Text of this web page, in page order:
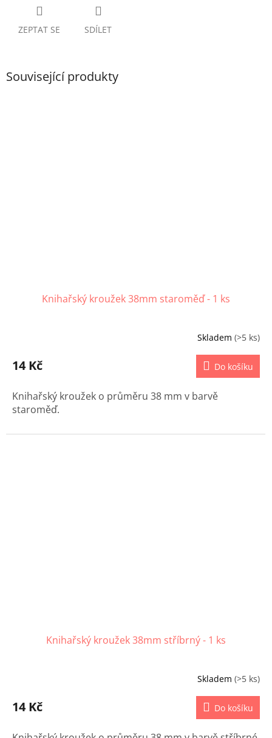
ZEPTAT SE SDÍLET
Související produkty
Knihařský kroužek 38mm staroměď - 1 ks
Skladem (>5 ks)
14 Kč Do košíku
Knihařský kroužek o průměru 38 mm v barvě
staroměď.
Knihařský kroužek 38mm stříbrný - 1 ks
Skladem (>5 ks)
14 Kč Do košíku